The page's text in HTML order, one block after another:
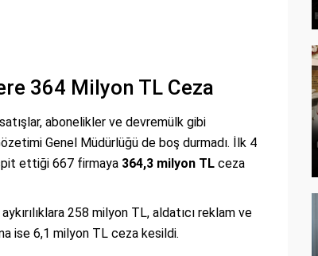
364 Milyon TL Ceza
abonelikler ve devremülk gibi
Genel Müdürlüğü de boş durmadı. İlk 4
ettiği 667 firmaya 364,3 milyon TL ceza
258 milyon TL, aldatıcı reklam ve
ise 6,1 milyon TL ceza kesildi.